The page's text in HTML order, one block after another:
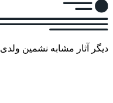
دیگر آثار مشابه نشمین ولدی